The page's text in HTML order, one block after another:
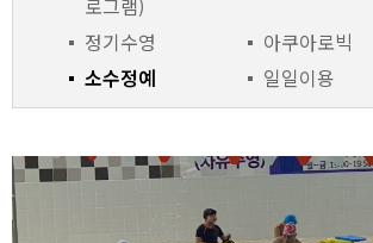
로그램)
정기수영
아쿠아로빅
소수정예
일일이용